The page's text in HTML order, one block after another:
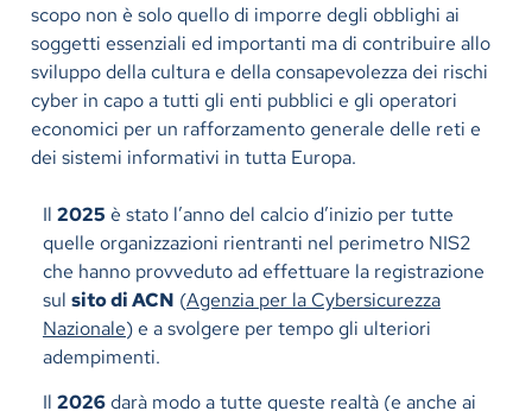
scopo non è solo quello di imporre degli obblighi ai
soggetti essenziali ed importanti ma di contribuire allo
sviluppo della cultura e della consapevolezza dei rischi
cyber in capo a tutti gli enti pubblici e gli operatori
economici per un rafforzamento generale delle reti e
dei sistemi informativi in tutta Europa.
Il 2025 è stato l’anno del calcio d’inizio per tutte
quelle organizzazioni rientranti nel perimetro NIS2
che hanno provveduto ad effettuare la registrazione
sul sito di ACN (Agenzia per la Cybersicurezza
Nazionale) e a svolgere per tempo gli ulteriori
adempimenti.
Il 2026darà modo a tutte queste realtà (e anche ai